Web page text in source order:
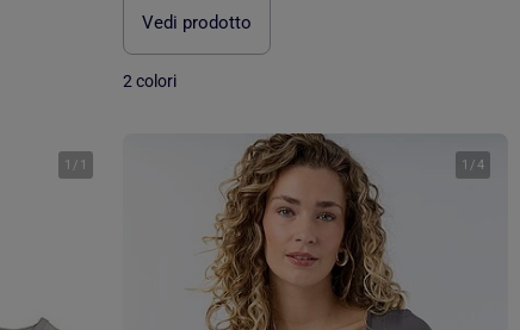
Vedi prodotto
2 colori
1 / 1 1 /4